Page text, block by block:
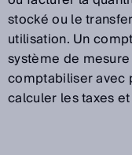
stocké ou le
utilisation. Un
système de
comptabiliser avec
calculer les taxes